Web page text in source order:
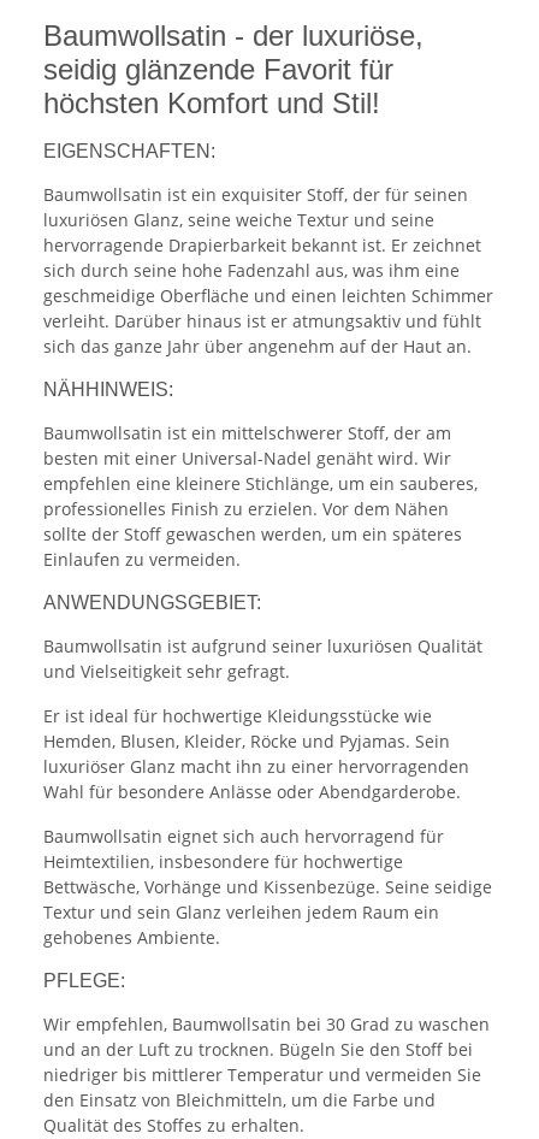
Baumwollsatin - der luxuriöse,
seidig glänzende Favorit für
höchsten Komfort und Stil!
EIGENSCHAFTEN:
Baumwollsatin ist ein exquisiter Stoff, der für seinen
luxuriösen Glanz, seine weiche Textur und seine
hervorragende Drapierbarkeit bekannt ist. Er zeichnet
sich durch seine hohe Fadenzahl aus, was ihm eine
geschmeidige Oberfläche und einen leichten Schimmer
verleiht. Darüber hinaus ist er atmungsaktiv und fühlt
sich das ganze Jahr über angenehm auf der Haut an.
NÄHHINWEIS:
Baumwollsatin ist ein mittelschwerer Stoff, der am
besten mit einer Universal-Nadel genäht wird. Wir
empfehlen eine kleinere Stichlänge, um ein sauberes,
professionelles Finish zu erzielen. Vor dem Nähen
sollte der Stoff gewaschen werden, um ein späteres
Einlaufen zu vermeiden.
ANWENDUNGSGEBIET:
Baumwollsatin ist aufgrund seiner luxuriösen Qualität
und Vielseitigkeit sehr gefragt.
Er ist ideal für hochwertige Kleidungsstücke wie
Hemden, Blusen, Kleider, Röcke und Pyjamas. Sein
luxuriöser Glanz macht ihn zu einer hervorragenden
Wahl für besondere Anlässe oder Abendgarderobe.
Baumwollsatin eignet sich auch hervorragend für
Heimtextilien, insbesondere für hochwertige
Bettwäsche, Vorhänge und Kissenbezüge. Seine seidige
Textur und sein Glanz verleihen jedem Raum ein
gehobenes Ambiente.
PFLEGE:
Wir empfehlen, Baumwollsatin bei 30 Grad zu waschen
und an der Luft zu trocknen. Bügeln Sie den Stoff bei
niedriger bis mittlerer Temperatur und vermeiden Sie
den Einsatz von Bleichmitteln, um die Farbe und
Qualität des Stoffes zu erhalten.